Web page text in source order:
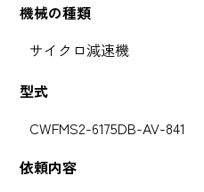
機械の種類
サイクロ減速機
型式
CWFMS2-6175DB-AV-841
依頼内容